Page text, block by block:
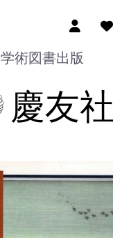
学術図書出版
慶友社